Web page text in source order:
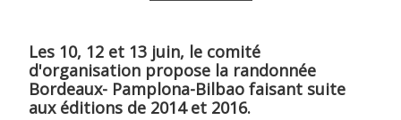
Les 10, 12 et 13 juin, le comité
d'organisation propose la randonnée
Bordeaux- Pamplona-Bilbao faisant suite
aux éditions de 2014 et 2016.